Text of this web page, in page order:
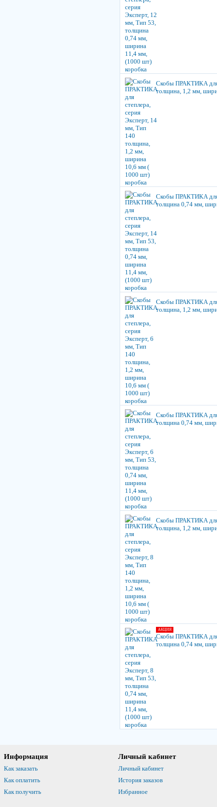
Скобы ПРАКТИКА для
толщина, 1,2 мм,
Скобы ПРАКТИКА для
толщина 0,74 мм,
Скобы ПРАКТИКА для
толщина, 1,2 мм,
Скобы ПРАКТИКА для
толщина 0,74 мм,
Скобы ПРАКТИКА для
толщина, 1,2 мм,
АКЦИЯ
Скобы ПРАКТИКА для
толщина 0,74 мм,
Информация
Как заказать
Как оплатить
Как получить
Личный кабинет
Личный кабинет
История заказов
Избранное